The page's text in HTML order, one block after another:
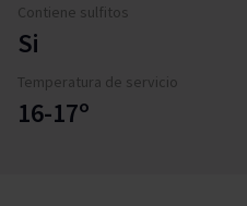
Contiene sulfitos
Si
Temperatura de servicio
16-17º